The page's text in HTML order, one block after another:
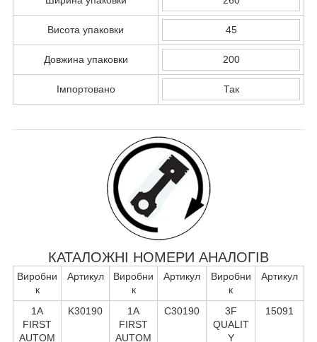
Висота упаковки 45
Довжина упаковки 200
Імпортовано Так
КАТАЛОЖНІ НОМЕРИ АНАЛОГІВ
Виробни
к
Артикул
Виробни
к
Артикул
Виробни
к
Артикул
1A
FIRST
AUTOM
K30190
1A
FIRST
AUTOM
C30190
3F
QUALIT
Y
15091